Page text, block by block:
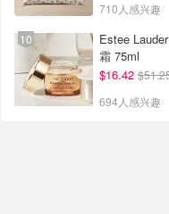
710人感兴趣
Estee Lauder Youth Power面
霜 75ml
$16.42
694人感兴趣